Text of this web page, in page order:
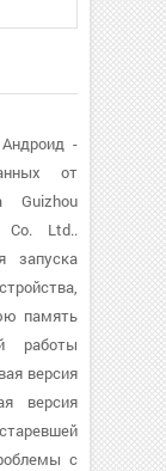
-
от
Guizhou
Co. Ltd..
запуска
память
работы
версия
версия
с